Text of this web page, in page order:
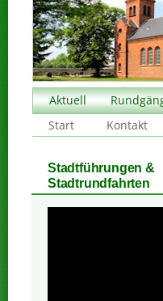
Aktuell
Start
Kontakt
Stadtführungen &
Stadtrundfahrten